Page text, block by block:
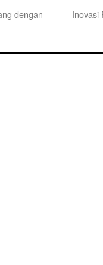
dengan
Inovasi